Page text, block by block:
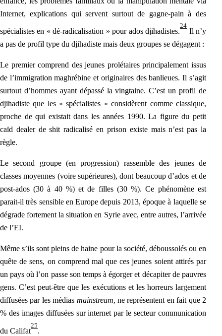
Internet, explications qui servent surtout de gagne-pain à des
spécialistes en « dé-radicalisation » pour ados djihadistes.
24
Il n’y
a pas de profil type du djihadiste mais deux groupes se dégagent :
Le premier comprend des jeunes prolétaires principalement issus
de l’immigration maghrébine et originaires des banlieues. Il s’agit
surtout d’hommes ayant dépassé la vingtaine. C’est un profil de
djihadiste que les « spécialistes » considèrent comme classique,
proche de qui existait dans les années 1990. La figure du petit
caïd dealer de shit radicalisé en prison existe mais n’est pas la
règle.
Le second groupe (en progression) rassemble des jeunes de
classes moyennes (voire supérieures), dont beaucoup d’ados et de
post-ados (30 à 40 %) et de filles (30 %). Ce phénomène est
parait-il très sensible en Europe depuis 2013, époque à laquelle se
dégrade fortement la situation en Syrie avec, entre autres, l’arrivée
de l’EI.
Même s’ils sont pleins de haine pour la société, déboussolés ou en
quête de sens, on comprend mal que ces jeunes soient attirés par
un pays où l’on passe son temps à égorger et décapiter de pauvres
gens. C’est peut-être que les exécutions et les horreurs largement
diffusées par les médias mainstream, ne représentent en fait que 2
% des images diffusées sur internet par le secteur communication
du Califat
25
.